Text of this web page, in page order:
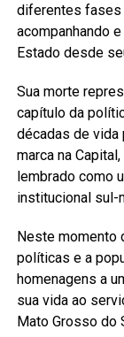
diferentes fases
acompanhando
Estado desde
Sua morte
capítulo da
décadas de vida
marca na
lembrado como
institucional sul-
Neste momento
políticas e a
homenagens a
sua vida ao
Mato Grosso do